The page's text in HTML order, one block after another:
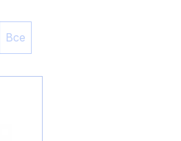
Все